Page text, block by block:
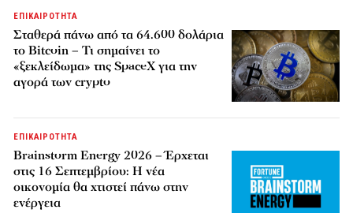
ΕΠΙΚΑΙΡΟΤΗΤΑ
Σταθερά πάνω από τα 64.600 δολάρια
το Bitcoin – Τι σημαίνει το
«ξεκλείδωμα» της SpaceX για την
αγορά των crypto
ΕΠΙΚΑΙΡΟΤΗΤΑ
Brainstorm Energy 2026 – Έρχεται
στις 16 Σεπτεμβρίου: Η νέα
οικονομία θα χτιστεί πάνω στην
ενέργεια